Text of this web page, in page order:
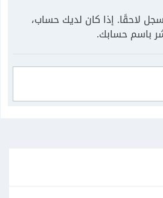
لاحقًا. إذا كان لديك حساب،
باسم حسابك.